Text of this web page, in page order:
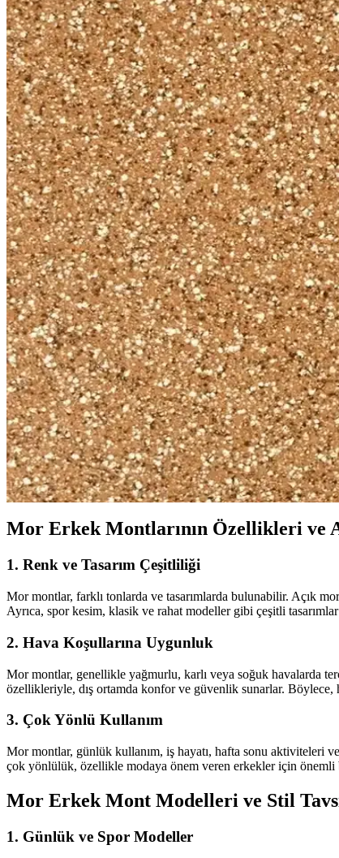
Baharlık Erkek Mont Seçimi ve
Baharlık erkek montlar, hafif ve nefes alabilir yapılarıyla hem
Lufian Siyah Mont: Şıklık ve Fonksiyonellik
Lufian siyah mont, şıklık ve fonksiyonelliği bir arada sunan,
Lacivert Mont Modası ve İşlevselliği: Şıklık ve
Lacivert montler, şıklık ve fonksiyonelliği bir arada sunar.
Erkekler İçin Güncel Mont Modelleri ve Seçim
Erkekler için en uygun mont seçenekleri, trendler ve dikkat
Bej Mont Modelleri ve Kombin İpuçlarıyla Şık
Bej montlar, şıklık ve konforu bir arada sunar. Kadın ve erkek
Erkek Mont Beden Tablosu ve Doğru Beden
Erkek mont seçiminde beden tablosunu anlamak ve doğru
XS Erkek Mont Modelleri ve Stil İpuçları: Beden
XS erkek montlar, stil ve fonksiyonelliği bir araya getirerek
Erkek Kumaş Mont Fiyatları ve Modelleri
Erkek kumaş mont fiyatları, modelleri ve tarzları hakkında
Mor Erkek Montlarının Özellikleri ve
1. Renk ve Tasarım Çeşitliliği
Mor montlar, farklı tonlarda ve tasarımlarda bulunabilir. Açık
Ayrıca, spor kesim, klasik ve rahat modeller gibi çeşitli
2. Hava Koşullarına Uygunluk
Mor montlar, genellikle yağmurlu, karlı veya soğuk havalarda
özellikleriyle, dış ortamda konfor ve güvenlik sunarlar.
3. Çok Yönlü Kullanım
Mor montlar, günlük kullanım, iş hayatı, hafta sonu aktiviteleri
çok yönlülük, özellikle modaya önem veren erkekler için önemli
Mor Erkek Mont Modelleri ve Stil
1. Günlük ve Spor Modeller